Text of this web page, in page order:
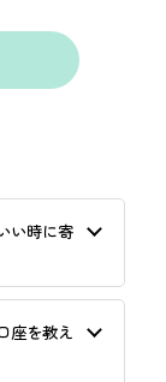
い時に寄
座を教え